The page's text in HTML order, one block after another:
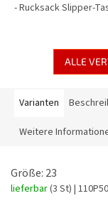
- Rucksack Slipper-
ALLE
Varianten
Weitere
Größe: 23
lieferbar(3 St) |